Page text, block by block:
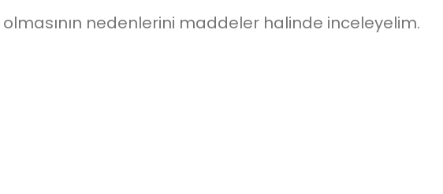
olmasının nedenlerini maddeler halinde inceleyelim.